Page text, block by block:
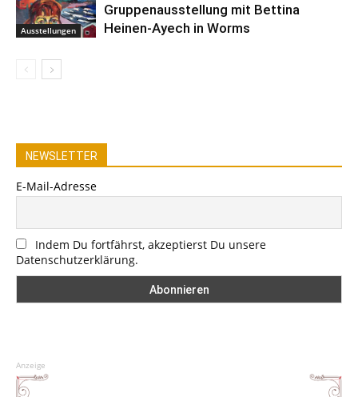
Ausstellungen
Gruppenausstellung mit Bettina
Heinen-Ayech in Worms
NEWSLETTER
E-Mail-Adresse
Indem Du fortfährst, akzeptierst Du unsere
Datenschutzerklärung.
Anzeige